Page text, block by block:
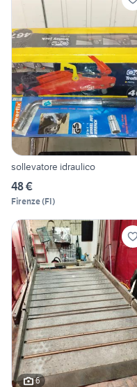
sollevatore idraulico
48 €
Firenze(FI)
6